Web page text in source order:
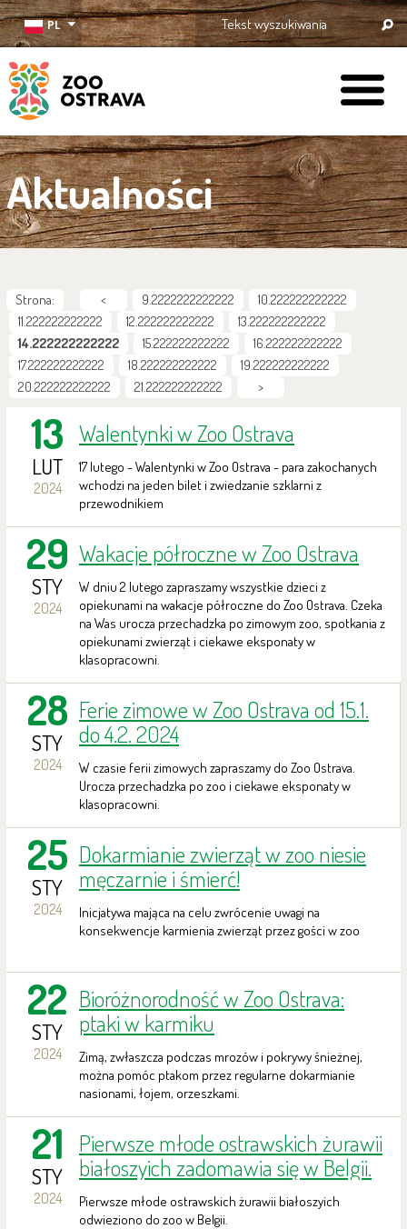
PL
ZOO Ostrava
Aktualności
Strona: < 9.2222222222222
10.222222222222
11.222222222222
12.222222222222
13.222222222222
14.222222222222
15.222222222222
16.222222222222
17.222222222222
18.222222222222
19.222222222222
20.222222222222
21.222222222222 >
13
LUT
2024
Walentynki w Zoo Ostrava
17 lutego - Walentynki w Zoo Ostrava - para zakochanych
wchodzi na jeden bilet i zwiedzanie szklarni z
przewodnikiem
29
STY
2024
Wakacje półroczne w Zoo Ostrava
W dniu 2 lutego zapraszamy wszystkie dzieci z
opiekunami na wakacje półroczne do Zoo Ostrava. Czeka
na Was urocza przechadzka po zimowym zoo, spotkania z
opiekunami zwierząt i ciekawe eksponaty w
klasopracowni.
28
STY
2024
Ferie zimowe w Zoo Ostrava od 15.1.
do 4.2. 2024
W czasie ferii zimowych zapraszamy do Zoo Ostrava.
Urocza przechadzka po zoo i ciekawe eksponaty w
klasopracowni.
25
STY
2024
Dokarmianie zwierząt w zoo niesie
męczarnie i śmierć!
Inicjatywa mająca na celu zwrócenie uwagi na
konsekwencje karmienia zwierząt przez gości w zoo
22
STY
2024
Bioróżnorodność w Zoo Ostrava:
ptaki w karmiku
Zimą, zwłaszcza podczas mrozów i pokrywy śnieżnej,
można pomóc ptakom przez regularne dokarmianie
nasionami, łojem, orzeszkami.
21
STY
2024
Pierwsze młode ostrawskich żurawii
białoszyich zadomawia się w Belgii.
Pierwsze młode ostrawskich żurawii białoszyich
odwieziono do zoo w Belgii.